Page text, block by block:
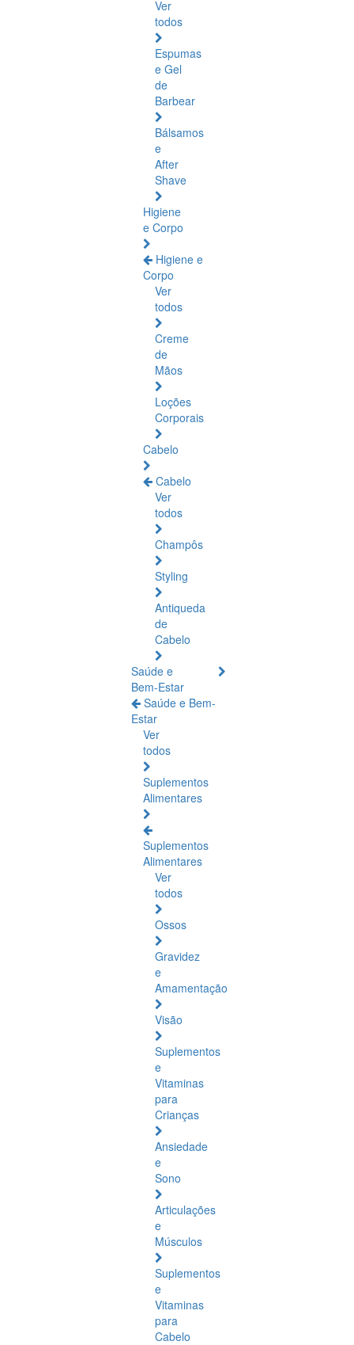
Ver
todos
Espumas
e Gel
de
Barbear
Bálsamos
e
After
Shave
Higiene
e Corpo
Higiene e
Corpo
Ver
todos
Creme
de
Mãos
Loções
Corporais
Cabelo
Cabelo
Ver
todos
Champôs
Styling
Antiqueda
de
Cabelo
Saúde e
Bem-Estar
Saúde e Bem-
Estar
Ver
todos
Suplementos
Alimentares
Suplementos
Alimentares
Ver
todos
Ossos
Gravidez
e
Amamentação
Visão
Suplementos
e
Vitaminas
para
Crianças
Ansiedade
e
Sono
Articulações
e
Músculos
Suplementos
e
Vitaminas
para
Cabelo